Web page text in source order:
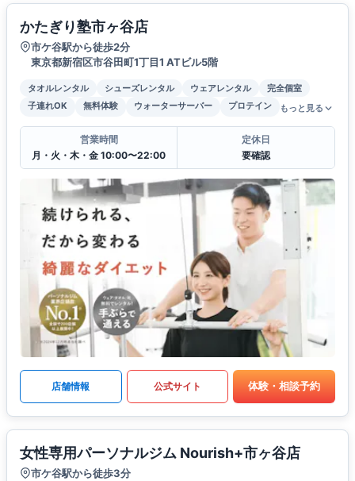
かたぎり塾市ヶ谷店
市ケ谷駅から徒歩2分
東京都新宿区市谷田町1丁目1 ATビル5階
タオルレンタル シューズレンタル ウェアレンタル
完全個室
子連れOK
無料体験 ウォーターサーバー プロテイン もっと見る
営業時間
月・火・木・金 10:00〜22:00
定休日
要確認
店舗情報 公式サイト 体験・相談予約
女性専用パーソナルジム Nourish+市ヶ谷店
市ケ谷駅から徒歩3分